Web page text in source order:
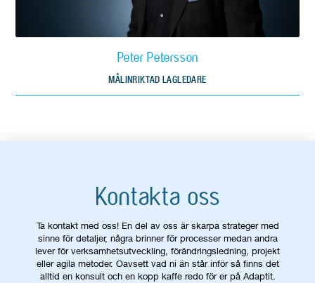
Peter Petersson
MÅLINRIKTAD LAGLEDARE
Kontakta oss
Ta kontakt med oss! En del av oss är skarpa strateger med
sinne för detaljer, några brinner för processer medan andra
lever för verksamhetsutveckling, förändringsledning, projekt
eller agila metoder. Oavsett vad ni än står inför så finns det
alltid en konsult och en kopp kaffe redo för er på Adaptit.